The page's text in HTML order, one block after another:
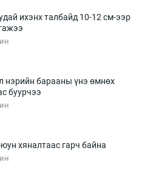
ихэнх талбайд 10-12 см-ээр
нэрийн барааны үнэ өмнөх
буурчээ
хяналтаас гарч байна